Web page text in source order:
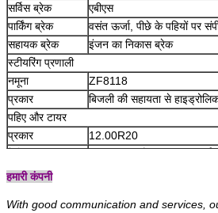
सर्विस ब्रेक
एबीएस
पार्किंग ब्रेक
वसंत ऊर्जा, पीछे के पहियों पर
सहायक ब्रेक
इंजन का निकास ब्रेक
स्टीयरिंग प्रणाली
नमूना
ZF8118
प्रकार
बिजली की सहायता से
पहिए और टायर
प्रकार
12.00R20
हमारी कंपनी
With good communication and services,